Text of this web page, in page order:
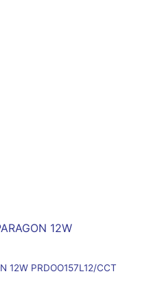
12W PRDOO157L12/CCT